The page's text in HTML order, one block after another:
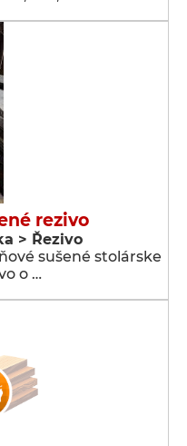
rezivo
> Řezivo
sušené stolárske
o …